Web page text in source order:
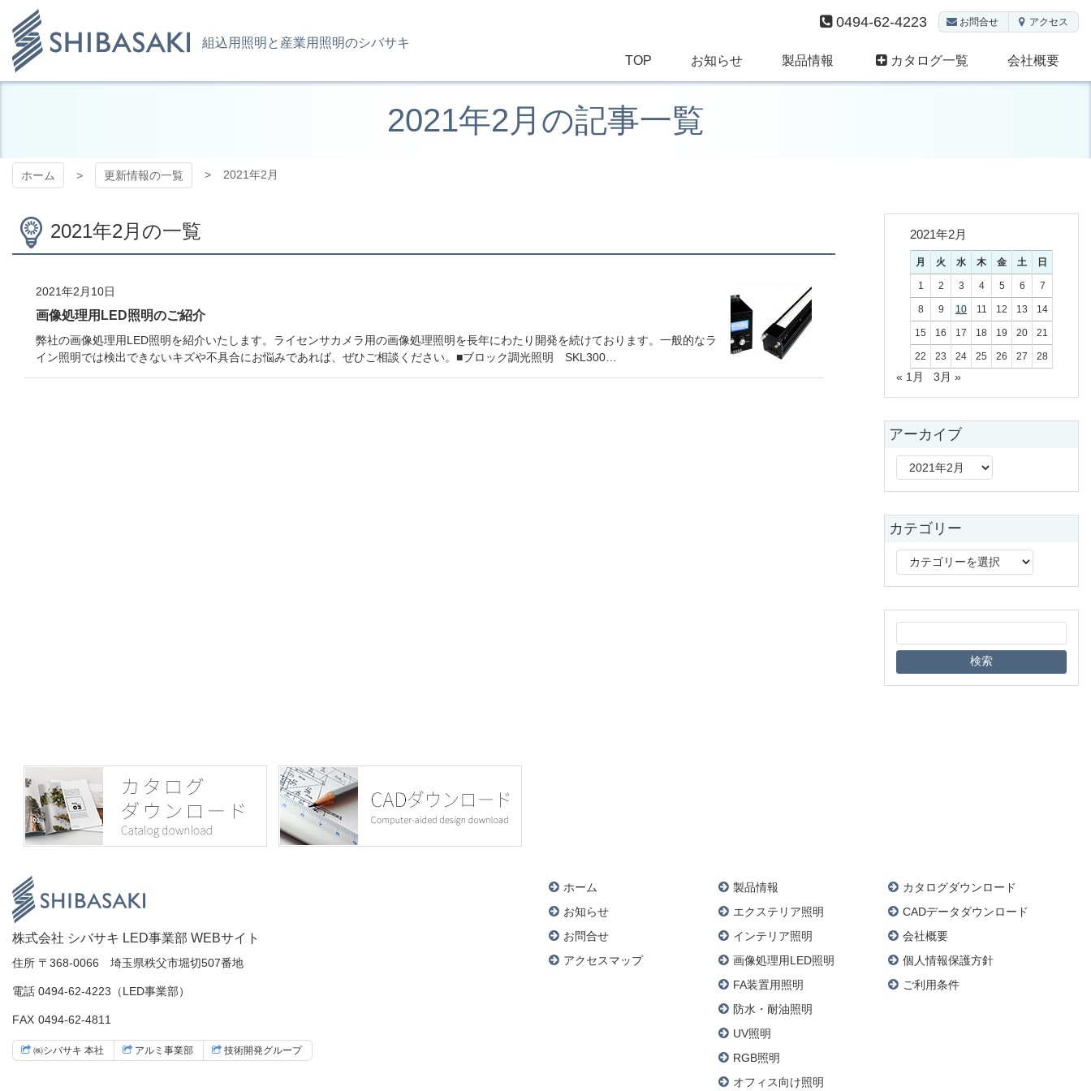
キ
株式会社 シ
事業部 WEB
サイト
組込用照明と産業用照明のシバサキ
0494-62-4223 お問合せ アクセス
TOP お知らせ 製品情報 カタログ一覧 会社概要
2021年2月の記事一覧
ホーム 更新情報の一覧 2021年2月
2021年2月
月 火 水 木 金 土 日
1 2 3 4 5 6 7
8 9 10 11 12 13 14
15 16 17 18 19 20 21
22 23 24 25 26 27 28
« 1月 3月 »
アーカイブ
ー
カ
イ
ブ
カテゴリー
ゴ
リ
2021年2月の一覧
2021年2月10日
画像処理用LED照明のご紹介
弊社の画像処理用LED照明を紹介いたします。ライセンサカメラ用の画像処理照明を長年にわたり開発を続けております。一般的なラ
イン照明では検出できないキズや不具合にお悩みであれば、ぜひご相談ください。■ブロック調光照明 SKL300…
株式会社
シバサキ
LED事業
株式会社 シバサキ LED事業部 WEBサイト
住所 〒368-0066 埼玉県秩父市堀切507番地
電話 0494-62-4223 （LED事業部）
FAX 0494-62-4811
㈱シバサキ 本社 アルミ事業部 技術開発グループ
ホーム
お知らせ
お問合せ
アクセスマップ
製品情報
エクステリア照明
インテリア照明
画像処理用LED照明
FA装置用照明
防水・耐油照明
UV照明
RGB照明
オフィス向け照明
カタログダウンロード
CADデータダウンロード
会社概要
個人情報保護方針
ご利用条件